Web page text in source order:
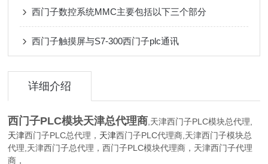
西门子数控系统MMC主要包括以下三个部分
西门子触摸屏与S7-300西门子plc通讯
详细介绍
西门子PLC模块天津总代理商 ,天津西门子PLC模块总代理,
天津西门子PLC总代理， 天津西门子PLC代理商,天津西门子模块总
代理,天津西门子总代理，西门子PLC模块代理商，天津西门子代理
商，